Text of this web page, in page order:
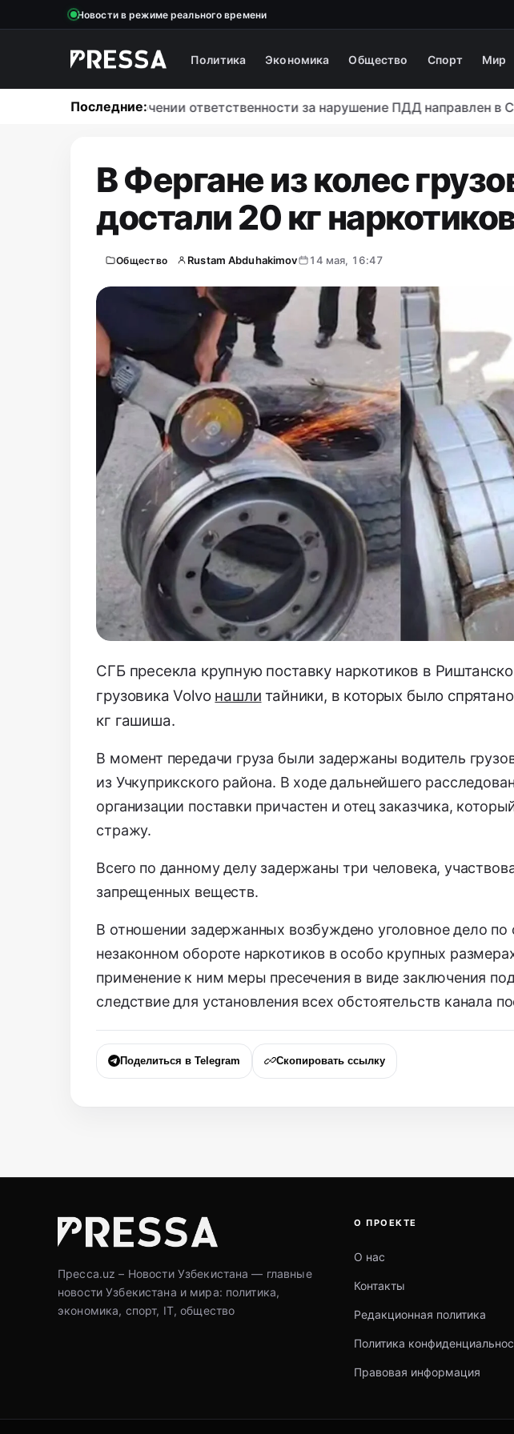
Новости в режиме реального времени
Политика Экономика Общество Спорт Мир
Последние:
Закон об ужесточении ответственности за нарушение ПДД направлен в
В Фергане из колес
достали 20 кг
Общество Rustam Abduhakimov 14 мая, 16:47
СГБ пресекла крупную поставку наркотиков в
грузовика Volvo нашли тайники, в которых было
кг гашиша.
В момент передачи груза были задержаны водитель
из Учкуприкского района. В ходе дальнейшего
организации поставки причастен и отец заказчика,
стражу.
Всего по данному делу задержаны три человека,
запрещенных веществ.
В отношении задержанных возбуждено уголовное дело по
незаконном обороте наркотиков в особо крупных
применение к ним меры пресечения в виде заключения
следствие для установления всех обстоятельств канала
Поделиться в Telegram Скопировать ссылку
Пресса.uz – Новости Узбекистана — главные
новости Узбекистана и мира: политика,
экономика, спорт, IT, общество
О ПРОЕКТЕ
О нас
Контакты
Редакционная политика
Политика
Правовая информация